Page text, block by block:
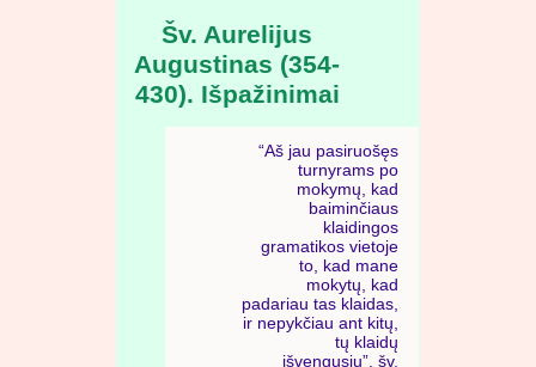
Šv. Aurelijus
Augustinas (354-
430). Išpažinimai
“Aš jau pasiruošęs
turnyrams po
mokymų, kad
baiminčiaus
klaidingos
gramatikos vietoje
to, kad mane
mokytų, kad
padariau tas klaidas,
ir nepykčiau ant kitų,
tų klaidų
išvengusių”, šv.